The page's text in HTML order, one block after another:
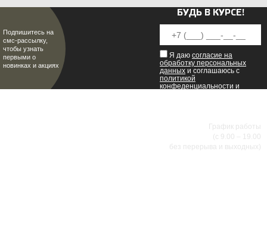
Подпишитесь на
смс-рассылку,
чтобы узнать
первыми о
новинках и акциях
БУДЬ В КУРСЕ!
Я даю согласие на
обработку персональных
данных и соглашаюсь с
политикой
конфеденциальности и
График работы
(с 9.00 – 19.00
без перерыва и выходных)